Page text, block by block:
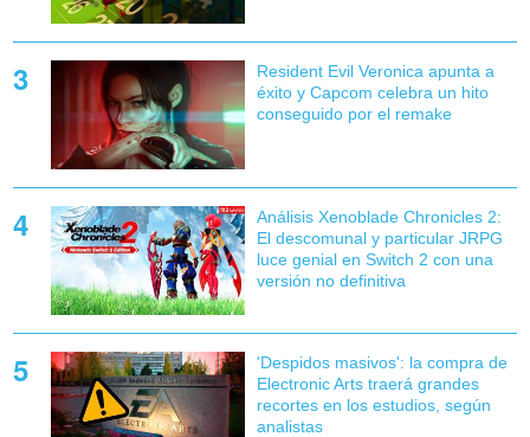
Resident Evil Veronica apunta a
éxito y Capcom celebra un hito
conseguido por el remake
Análisis Xenoblade Chronicles 2:
El descomunal y particular JRPG
luce genial en Switch 2 con una
versión no definitiva
'Despidos masivos': la compra de
Electronic Arts traerá grandes
recortes en los estudios, según
analistas